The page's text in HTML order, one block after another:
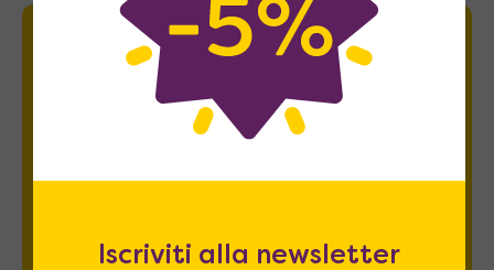
Newsletter
Iscriviti per rimanere aggiornato su news
Iscriviti alla newsletter